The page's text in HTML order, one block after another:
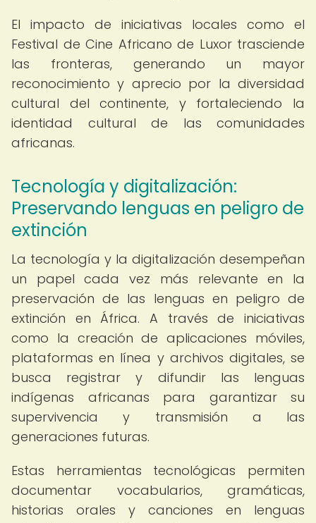
El impacto de iniciativas locales como el
Festival de Cine Africano de Luxor trasciende
las fronteras, generando un mayor
reconocimiento y aprecio por la diversidad
cultural del continente, y fortaleciendo la
identidad cultural de las comunidades
africanas.
Tecnología y digitalización:
Preservando lenguas en peligro de
extinción
La tecnología y la digitalización desempeñan
un papel cada vez más relevante en la
preservación de las lenguas en peligro de
extinción en África. A través de iniciativas
como la creación de aplicaciones móviles,
plataformas en línea y archivos digitales, se
busca registrar y difundir las lenguas
indígenas africanas para garantizar su
supervivencia y transmisión a las
generaciones futuras.
Estas herramientas tecnológicas permiten
documentar vocabularios, gramáticas,
historias orales y canciones en lenguas